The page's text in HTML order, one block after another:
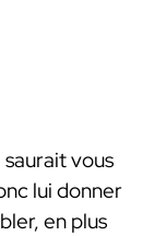
vous
lui donner
en plus